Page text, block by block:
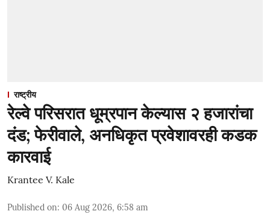
राष्ट्रीय
रेल्वे परिसरात धूम्रपान केल्यास २ हजारांचा
दंड; फेरीवाले, अनधिकृत प्रवेशावरही कडक
कारवाई
Krantee V. Kale
Published on: 06 Aug 2026, 6:58 am